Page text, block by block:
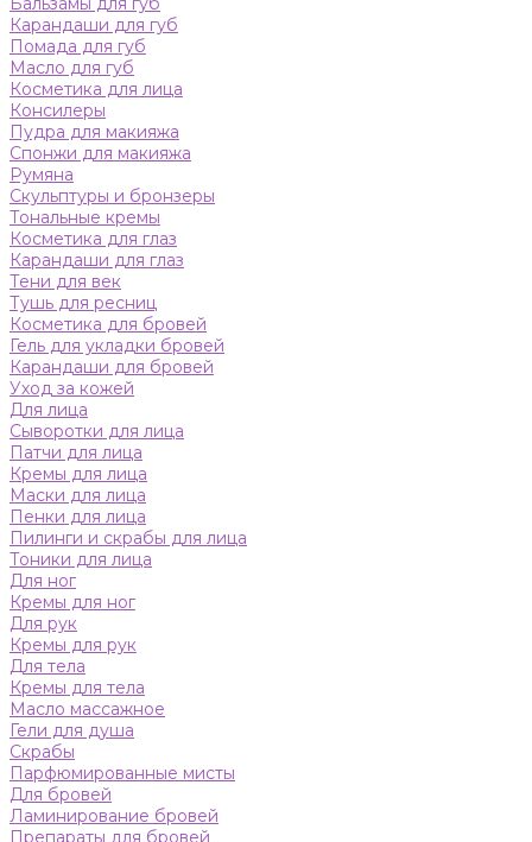
Карандаши для губ
Помада для губ
Масло для губ
Косметика для лица
Консилеры
Пудра для макияжа
Спонжи для макияжа
Румяна
Скульптуры и бронзеры
Тональные кремы
Косметика для глаз
Карандаши для глаз
Тени для век
Тушь для ресниц
Косметика для бровей
Гель для укладки бровей
Карандаши для бровей
Уход за кожей
Для лица
Сыворотки для лица
Патчи для лица
Кремы для лица
Маски для лица
Пенки для лица
Пилинги и скрабы для лица
Тоники для лица
Для ног
Кремы для ног
Для рук
Кремы для рук
Для тела
Кремы для тела
Масло массажное
Гели для душа
Скрабы
Парфюмированные мисты
Для бровей
Ламинирование бровей
Препараты для бровей